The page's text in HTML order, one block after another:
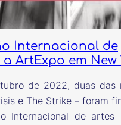
Internacional de
ArtExpo em New
de 2022, duas das
e The Strike – foram
Internacional de artes